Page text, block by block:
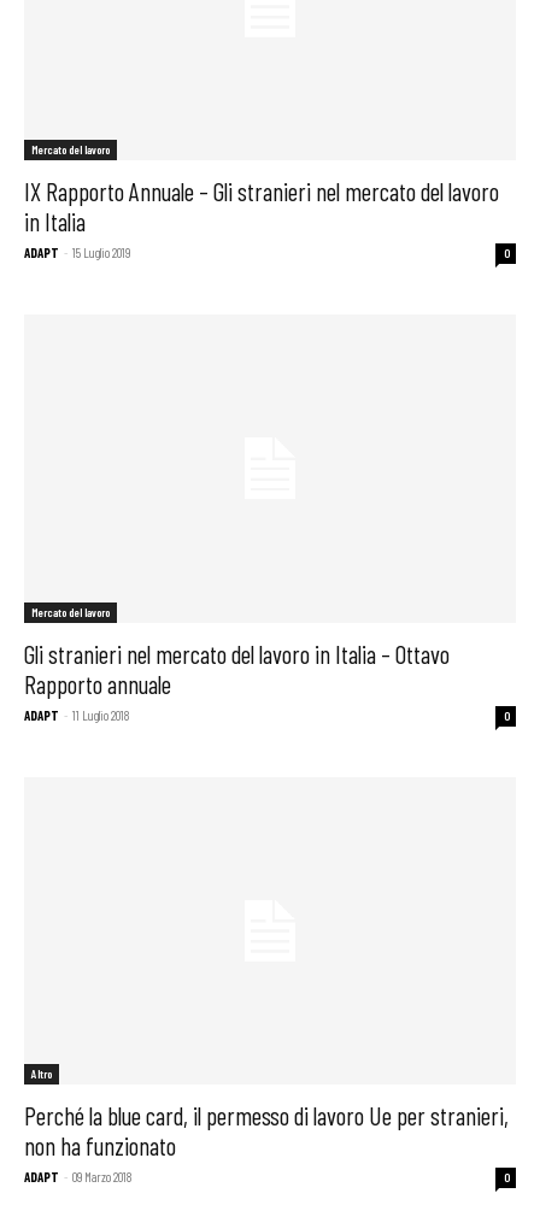
Mercato del lavoro
IX Rapporto Annuale – Gli stranieri nel mercato del lavoro
in Italia
ADAPT - 15 Luglio 2019 0
Mercato del lavoro
Gli stranieri nel mercato del lavoro in Italia – Ottavo
Rapporto annuale
ADAPT - 11 Luglio 2018 0
Altro
Perché la blue card, il permesso di lavoro Ue per stranieri,
non ha funzionato
ADAPT - 09 Marzo 2018 0